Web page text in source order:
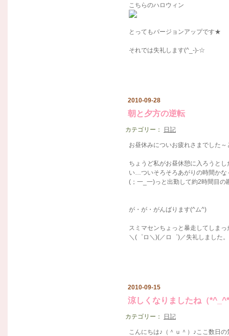
こちらのハロウィン
とってもバージョンアップです★
それでは失礼します(^_-)-☆
2010-09-28
朝と夕方の逆転
カテゴリー： 日記
お昼休みについお疲れさまでした
ちょうど私がお昼休憩に入ろうと
い…ついそろそろあがりの時間かな
(；一_一)っと出勤して約2時間目の
が・が・がんばります(^ム^)
スミマセンちょっと暴走してしまっ
＼(゜ロ＼)(／ロ゜)／失礼しました。
2010-09-15
涼しくなりましたね（
カテゴリー： 日記
こんにちは♪（＾ｕ＾）♪ここ数日